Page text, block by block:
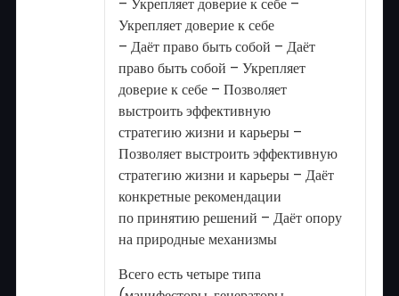
Укрепляет доверие к себе
– Даёт право быть собой – Даёт
право быть собой – Укрепляет
доверие к себе – Позволяет
выстроить эффективную
стратегию жизни и карьеры –
Позволяет выстроить эффективную
стратегию жизни и карьеры – Даёт
конкретные рекомендации
по принятию решений – Даёт опору
на природные механизмы
Всего есть четыре типа